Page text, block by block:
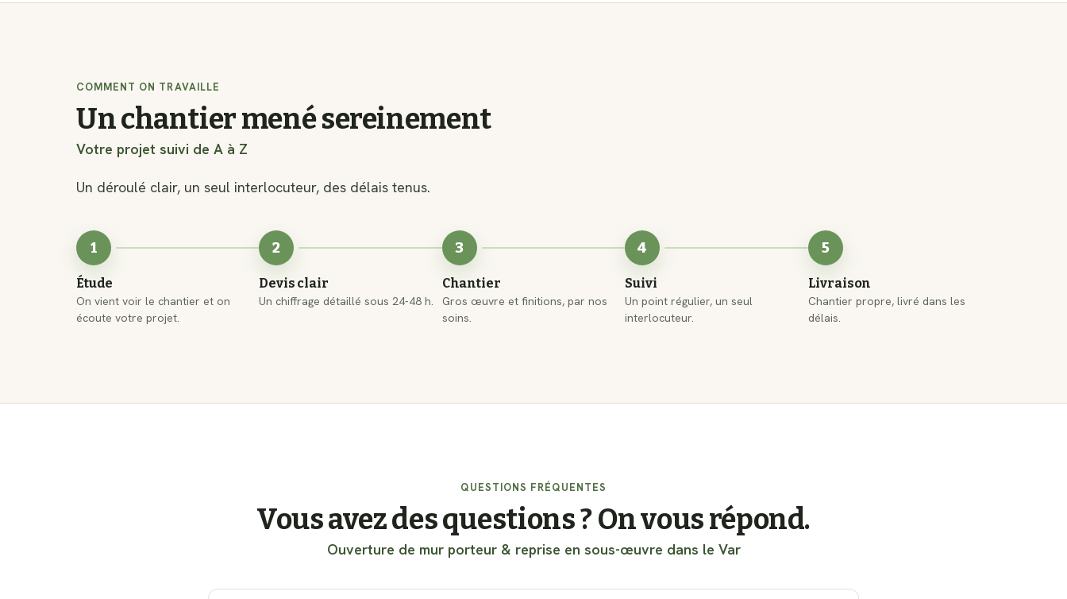
COMMENT ON TRAVAILLE
Un chantier mené sereinement
Votre projet suivi de A à Z
Un déroulé clair, un seul interlocuteur, des délais tenus.
1
Étude
On vient voir le chantier et on
écoute votre projet.
2
Devis clair
Un chiffrage détaillé sous 24-48 h.
3
Chantier
Gros œuvre et finitions, par nos
soins.
4
Suivi
Un point régulier, un seul
interlocuteur.
5
Livraison
Chantier propre, livré dans les
délais.
QUESTIONS FRÉQUENTES
Vous avez des questions ? On vous répond.
Ouverture de mur porteur & reprise en sous-œuvre dans le Var